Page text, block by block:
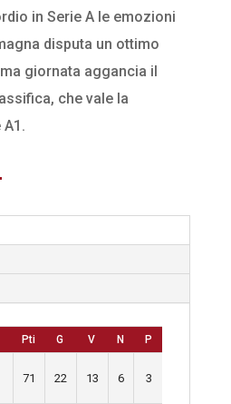
in Serie A le emozioni
disputa un ottimo
giornata aggancia il
che vale la
Pti G V N P
71 22 13 6 3